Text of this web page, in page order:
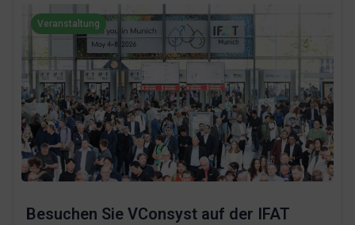
Veranstaltung
Besuchen Sie VConsyst auf der IFAT